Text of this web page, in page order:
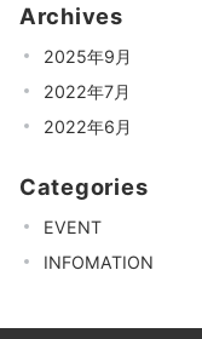
Archives
2025年9月
2022年7月
2022年6月
Categories
EVENT
INFOMATION